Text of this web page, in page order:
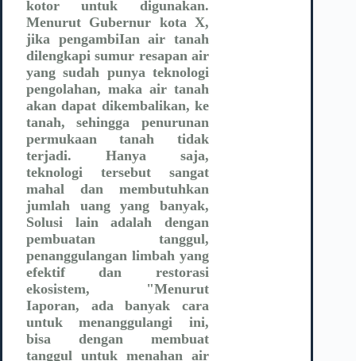
kotor untuk digunakan.
Menurut Gubernur kota X,
jika pengambiIan air tanah
dilengkapi sumur resapan air
yang sudah punya teknologi
pengolahan, maka air tanah
akan dapat dikembalikan, ke
tanah, sehingga penurunan
permukaan tanah tidak
terjadi. Hanya saja,
teknologi tersebut sangat
mahal dan membutuhkan
jumlah uang yang banyak,
Solusi lain adalah dengan
pembuatan tanggul,
penanggulangan limbah yang
efektif dan restorasi
ekosistem, "Menurut
Iaporan, ada banyak cara
untuk menanggulangi ini,
bisa dengan membuat
tanggul untuk menahan air